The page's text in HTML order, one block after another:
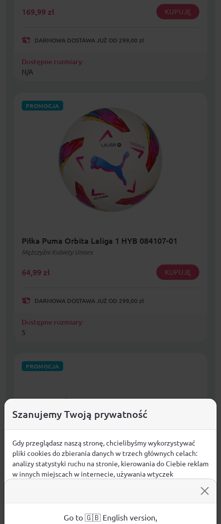
169,99 zł KUPUJĘ
DARMOWA DOSTAWA JUŻ OD 299,00 zł
Dostępne rozmiary:
N/A
PROMOCJA
Piłka Puma Orbita Laliga 1 HYB 084107-01
Mężczyźni Kobiety Unisex
64,99 zł KUPUJĘ
DARMOWA DOSTAWA JUŻ OD 299,00 zł
Dostępne rozmiary:
5
PROMOCJA
Buty profesjonalne piłkarskie lanki korki adidas
Predator Elite Jr FG IG7746
Szanujemy Twoją prywatność
Gdy przeglądasz naszą stronę, chcielibyśmy wykorzystywać
pliki cookies do zbierania danych w trzech głównych celach:
analizy statystyki ruchu na stronie, kierowania do Ciebie reklam
w innych miejscach w internecie, używania wtyczek
używanych plików cookies.
Aby dowiedzieć się więcej o plikach cookie i tym, jak
Go to 🇬🇧 English version,